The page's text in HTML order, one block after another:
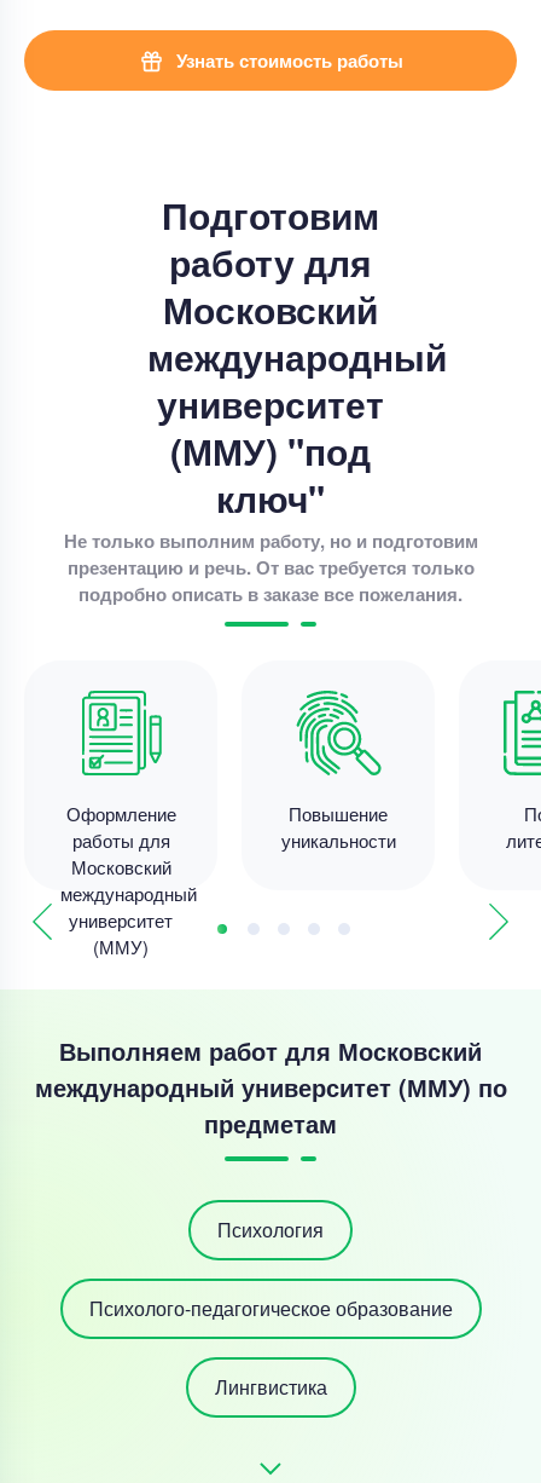
Узнать стоимость работы
Подготовим
работу для
Московский
международный
университет
(ММУ) "под
ключ"
Не только выполним работу, но и подготовим
презентацию и речь. От вас требуется только
подробно описать в заказе все пожелания.
Оформление
работы для
Московский
международный
университет
(ММУ)
Повышение
уникальности
Выполняем работ для Московский
международный университет (ММУ) по
предметам
Психология
Психолого-педагогическое образование
Лингвистика